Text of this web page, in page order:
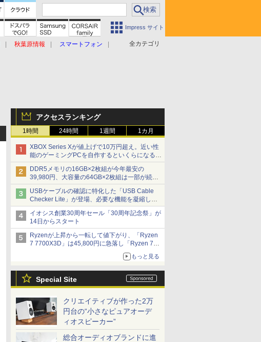
Impress サイト
全カテゴリ
秋葉原情報
スマートフォン
アクセスランキング
1時間 24時間 1週間 1カ月
XBOX Series Xが値上げで10万円超え。近い性
能のゲーミングPCを自作するといくらになる？
【石田賀津男の『酒の肴にPCゲーム』】
DDR5メモリの16GB×2枚組が今年最安の
39,980円、大容量の64GB×2枚組は一部が続騰
[8月前半のメモリ価格]
USBケーブルの確認に特化した「USB Cable
Checker Lite」が登場、必要な機能を凝縮しコ
ンパクトに 7日発売
イオシス創業30周年セール「30周年記念祭」が
14日からスタート
Ryzenが上昇から一転して値下がり、「Ryzen
7 7700X3D」は45,800円に急落し「Ryzen 7
7800X3D」との価格逆転解消 [8月前半のCPU
もっと見る
Special Site
クリエイティブが作った2万
円台の“小さなピュアオーデ
ィオスピーカー”
総合オーディオブランドに進